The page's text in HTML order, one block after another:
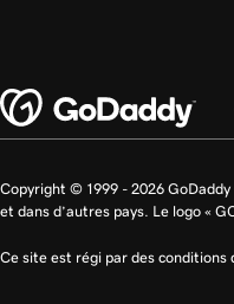
Copyright © 1999 - 2026
et dans d’autres pays. Le logo «
Ce site est régi par des conditions